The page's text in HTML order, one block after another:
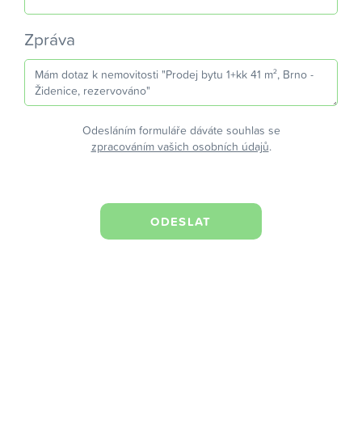
Zpráva
Odesláním formuláře dáváte souhlas se
zpracováním vašich osobních údajů.